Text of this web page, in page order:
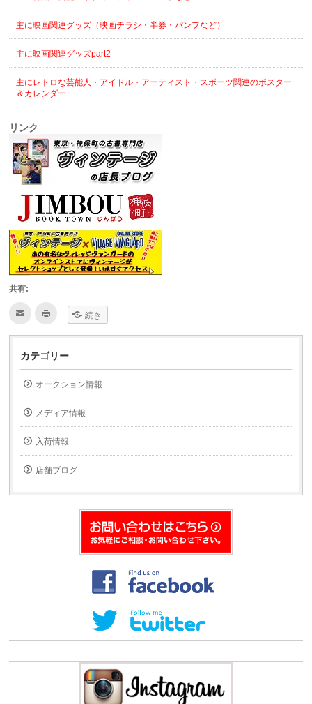
主に映画関連グッズ（映画チラシ・半券・パンフなど）
主に映画関連グッズpart2
主にレトロな芸能人・アイドル・アーティスト・スポーツ関連のポスター
＆カレンダー
リンク
共有:
ク
て
友
達
へ
メ
ー
で
送
信
(新
し
い
ィ
ド
ウ
ク
て
印
刷
(新
し
い
ィ
ン
ド
ウ
で
開
ま
続き
カテゴリー
オークション情報
メディア情報
入荷情報
店舗ブログ